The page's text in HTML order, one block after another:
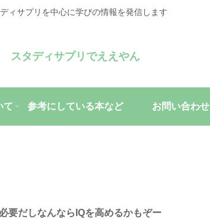
ィサプリを中心に学びの情報を発信します
スタディサプリでええやん
て 参考にしている本など お問い合わせ
要だしなんならIQを高めるかもぞー